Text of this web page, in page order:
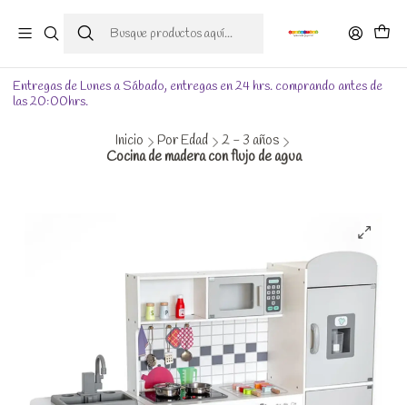
Entregas de Lunes a Sábado, entregas en 24 hrs. comprando antes de
las 20:00hrs.
Inicio Por Edad
2 - 3 años
Cocina de madera con flujo de agua